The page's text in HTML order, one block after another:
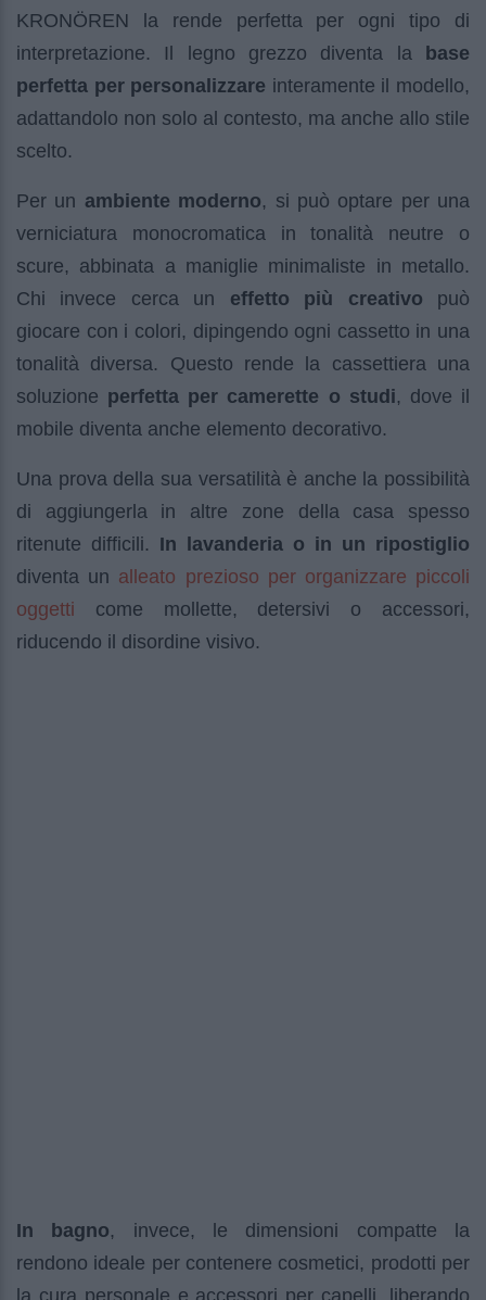
KRONÖREN la rende perfetta per ogni tipo di
interpretazione. Il legno grezzo diventa la base
perfetta per personalizzare interamente il modello,
adattandolo non solo al contesto, ma anche allo stile
scelto.
Per un ambiente moderno, si può optare per una
verniciatura monocromatica in tonalità neutre o
scure, abbinata a maniglie minimaliste in metallo.
Chi invece cerca un effetto più creativo può
giocare con i colori, dipingendo ogni cassetto in una
tonalità diversa. Questo rende la cassettiera una
soluzione perfetta per camerette o studi, dove il
mobile diventa anche elemento decorativo.
Una prova della sua versatilità è anche la possibilità
di aggiungerla in altre zone della casa spesso
ritenute difficili. In lavanderia o in un ripostiglio
diventa un alleato prezioso per organizzare piccoli
oggetti come mollette, detersivi o accessori,
riducendo il disordine visivo.
In bagno, invece, le dimensioni compatte la
rendono ideale per contenere cosmetici, prodotti per
la cura personale e accessori per capelli, liberando